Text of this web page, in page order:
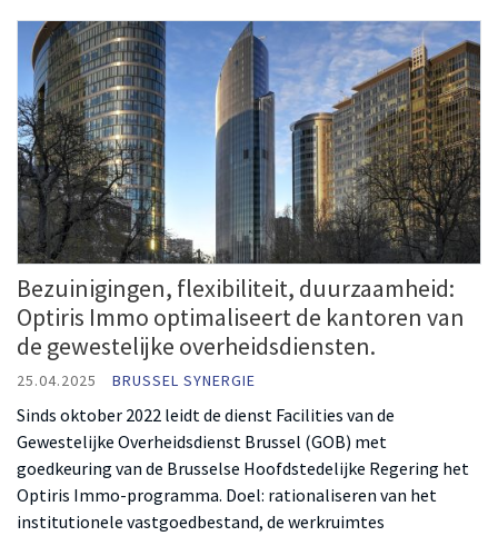
Bezuinigingen, flexibiliteit, duurzaamheid:
Optiris Immo optimaliseert de kantoren van
de gewestelijke overheidsdiensten.
25.04.2025 BRUSSEL SYNERGIE
Sinds oktober 2022 leidt de dienst Facilities van de
Gewestelijke Overheidsdienst Brussel (GOB) met
goedkeuring van de Brusselse Hoofdstedelijke Regering het
Optiris Immo-programma. Doel: rationaliseren van het
institutionele vastgoedbestand, de werkruimtes